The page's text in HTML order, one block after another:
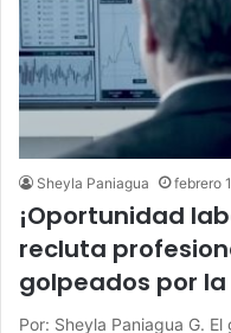
Sheyla Paniagua febrero
¡Oportunidad
recluta
golpeados por
Por: Sheyla Paniagua G.